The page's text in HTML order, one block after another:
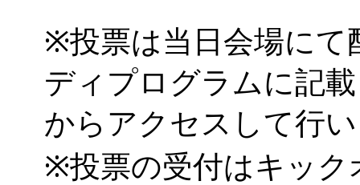
※投票は当日会場にて
ディプログラムに記
からアクセスして行
※投票の受付はキック